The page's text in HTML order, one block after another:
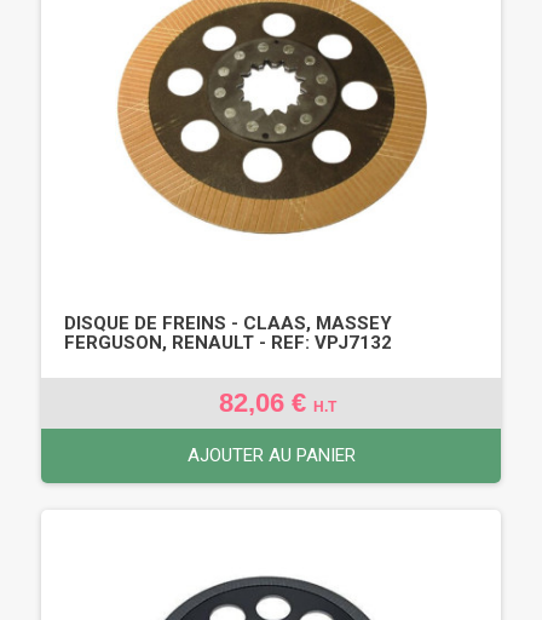
DISQUE DE FREINS - CLAAS, MASSEY
FERGUSON, RENAULT - REF: VPJ7132
82,06 € H.T
AJOUTER AU PANIER